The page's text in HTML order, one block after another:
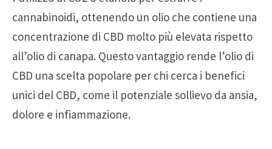
cannabinoidi, ottenendo un olio che contiene una
concentrazione di CBD molto più elevata rispetto
all’olio di canapa. Questo vantaggio rende l’olio di
CBD una scelta popolare per chi cerca i benefici
unici del CBD, come il potenziale sollievo da ansia,
dolore e infiammazione.